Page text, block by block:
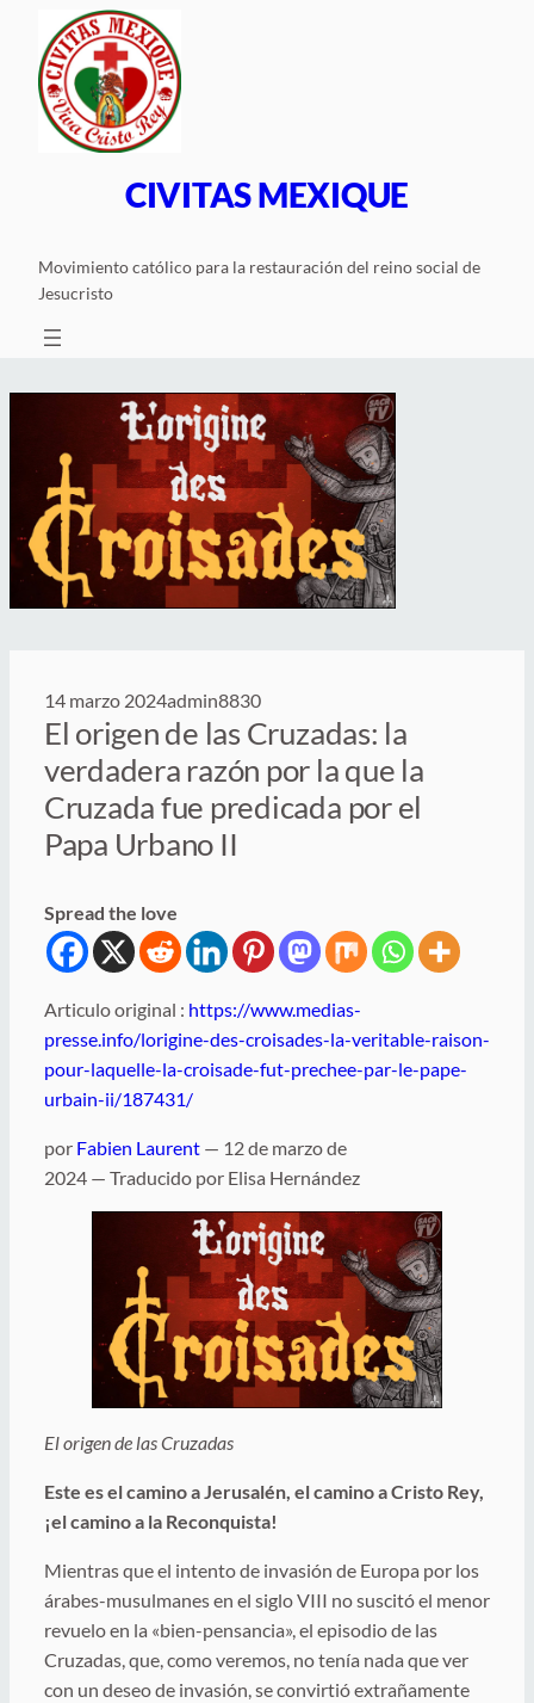
contenido
CIVITAS MEXIQUE
Movimiento católico para la restauración del reino social de
Jesucristo
14 marzo 2024admin8830
El origen de las Cruzadas: la
verdadera razón por la que la
Cruzada fue predicada por el
Papa Urbano II
Spread the love
Articulo original : https://www.medias-
presse.info/lorigine-des-croisades-la-veritable-raison-
pour-laquelle-la-croisade-fut-prechee-par-le-pape-
urbain-ii/187431/
por Fabien Laurent— 12 de marzo de
2024 — Traducido por Elisa Hernández
El origen de las Cruzadas
Este es el camino a Jerusalén, el camino a Cristo Rey,
¡el camino a la Reconquista!
Mientras que el intento de invasión de Europa por los
árabes-musulmanes en el siglo VIII no suscitó el menor
revuelo en la «bien-pensancia», el episodio de las
Cruzadas, que, como veremos, no tenía nada que ver
con un deseo de invasión, se convirtió extrañamente